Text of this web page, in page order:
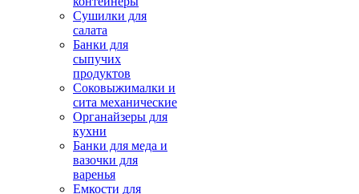
Сушилки для
салата
Банки для
сыпучих
продуктов
Соковыжималки и
сита механические
Органайзеры для
кухни
Банки для меда и
вазочки для
варенья
Емкости для